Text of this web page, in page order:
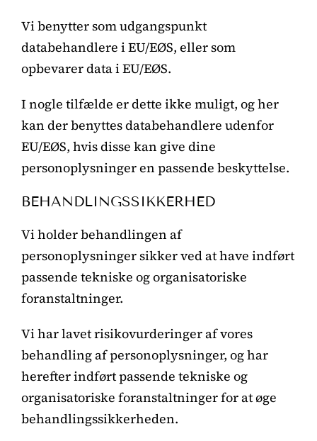
Vi benytter som udgangspunkt
databehandlere i EU/EØS, eller som
opbevarer data i EU/EØS.
I nogle tilfælde er dette ikke muligt, og her
kan der benyttes databehandlere udenfor
EU/EØS, hvis disse kan give dine
personoplysninger en passende beskyttelse.
BEHANDLINGSSIKKERHED
Vi holder behandlingen af
personoplysninger sikker ved at have indført
passende tekniske og organisatoriske
foranstaltninger.
Vi har lavet risikovurderinger af vores
behandling af personoplysninger, og har
herefter indført passende tekniske og
organisatoriske foranstaltninger for at øge
behandlingssikkerheden.